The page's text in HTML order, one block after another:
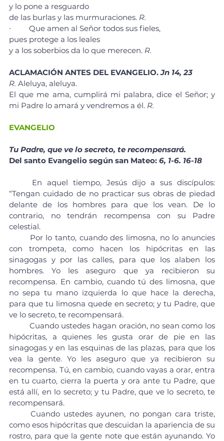
y lo pone a resguardo
de las burlas y las murmuraciones. R.
∙	Que amen al Señor todos sus fieles,
pues protege a los leales
y a los soberbios da lo que merecen. R.
ACLAMACIÓN ANTES DEL EVANGELIO. Jn 14, 23
R. Aleluya, aleluya.
El que me ama, cumplirá mi palabra, dice el Señor; y
mi Padre lo amará y vendremos a él. R.
EVANGELIO
Tu Padre, que ve lo secreto, te recompensará.
Del santo Evangelio según san Mateo: 6, 1-6. 16-18
“Tengan cuidado de no practicar sus obras de piedad
delante de los hombres para que los vean. De lo
contrario, no tendrán recompensa con su Padre
celestial.
con trompeta, como hacen los hipócritas en las
sinagogas y por las calles, para que los alaben los
hombres. Yo les aseguro que ya recibieron su
recompensa. En cambio, cuando tú des limosna, que
no sepa tu mano izquierda lo que hace la derecha,
para que tu limosna quede en secreto; y tu Padre, que
ve lo secreto, te recompensará.
hipócritas, a quienes les gusta orar de pie en las
sinagogas y en las esquinas de las plazas, para que los
vea la gente. Yo les aseguro que ya recibieron su
recompensa. Tú, en cambio, cuando vayas a orar, entra
en tu cuarto, cierra la puerta y ora ante tu Padre, que
está allí, en lo secreto; y tu Padre, que ve lo secreto, te
recompensará.
	Cuando ustedes ayunen, no pongan cara triste,
como esos hipócritas que descuidan la apariencia de su
rostro, para que la gente note que están ayunando. Yo